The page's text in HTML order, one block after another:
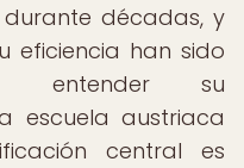
décadas, y
eficiencia han sido
entender su
escuela austriaca
central es